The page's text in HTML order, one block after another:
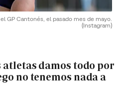
GP Cantonés, el pasado mes de mayo.
(Instagram)
atletas damos todo por
no tenemos nada a